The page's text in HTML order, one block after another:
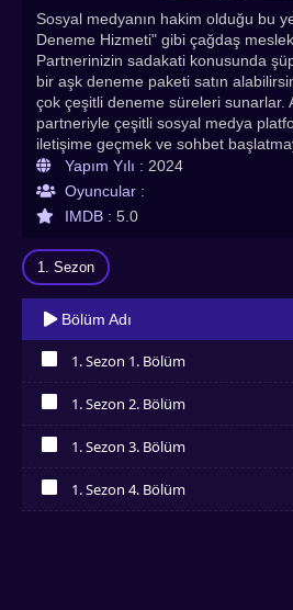
Sosyal medyanın hakim olduğu bu
Deneme Hizmeti" gibi çağdaş
Partnerinizin sadakati konusunda
bir aşk deneme paketi satın
çok çeşitli deneme süreleri sunarlar.
partneriyle çeşitli sosyal medya
iletişime geçmek ve sohbet
kurmaya veya hatta romantik ilişkiler
Bir tepki alındığında -herhangi bir
adımlar müşterinin elindedir. Bu
seçer. Başlangıçta, erkek arkadaşı
ilerlemelerini reddeder ve bu da onu
bir haftalık bir paket satın aldığı için,
olduğuna inanmasına rağmen hizmet
etmesini söyler. Parasını boşa
düşünür. Zaman geçtikçe, ikisi daha
Bir gün, erkek arkadaşının onu test
seviyorsanız, sevginizi sınayacak
çünkü hayat sizi her gün
Yapım Yılı : 2024
Oyuncular :
IMDB : 5.0
1. Sezon
Bölüm Adı
1. Sezon 1. Bölüm
1. Sezon 2. Bölüm
1. Sezon 3. Bölüm
İzledim
1. Sezon 4. Bölüm